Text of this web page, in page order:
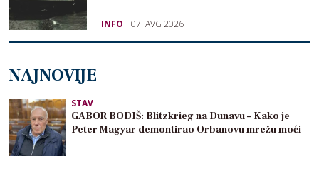
INFO 07. AVG 2026
NAJNOVIJE
STAV
GABOR BODIŠ: Blitzkrieg na Dunavu – Kako je
Peter Magyar demontirao Orbanovu mrežu moći